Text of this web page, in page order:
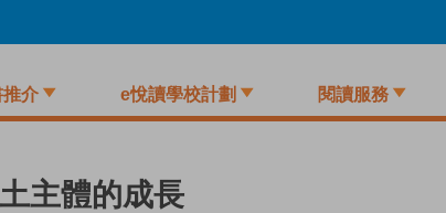
介 e悅讀學校計劃 閱讀服務
主體的成長